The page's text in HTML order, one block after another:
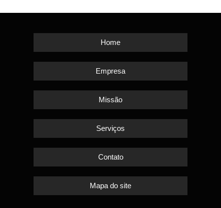
Home
Empresa
Missão
Serviços
Contato
Mapa do site